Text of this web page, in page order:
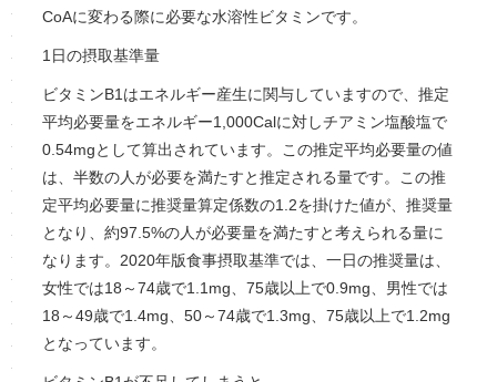
CoAに変わる際に必要な水溶性ビタミンです。
1日の摂取基準量
ビタミンB1はエネルギー産生に関与していますので、推定
平均必要量をエネルギー1,000Calに対しチアミン塩酸塩で
0.54mgとして算出されています。この推定平均必要量の値
は、半数の人が必要を満たすと推定される量です。この推
定平均必要量に推奨量算定係数の1.2を掛けた値が、推奨量
となり、約97.5%の人が必要量を満たすと考えられる量に
なります。2020年版食事摂取基準では、一日の推奨量は、
女性では18～74歳で1.1mg、75歳以上で0.9mg、男性では
18～49歳で1.4mg、50～74歳で1.3mg、75歳以上で1.2mg
となっています。